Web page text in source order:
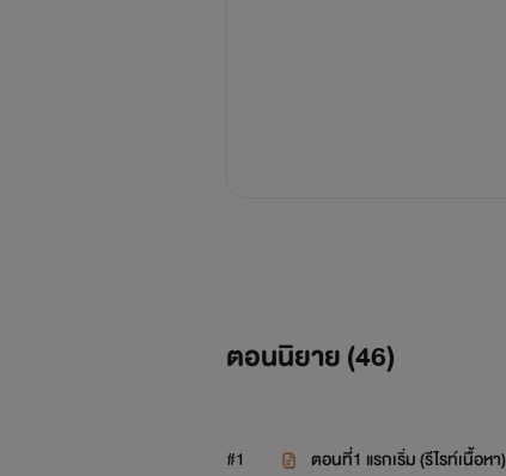
อายุ: 31 ปี
ตอนนิยาย (46)
#1 ตอนที่1 แรกเริ่ม (รีไรท์เนื้อหา)